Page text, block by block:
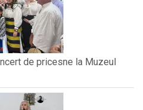
de pricesne la Muzeul